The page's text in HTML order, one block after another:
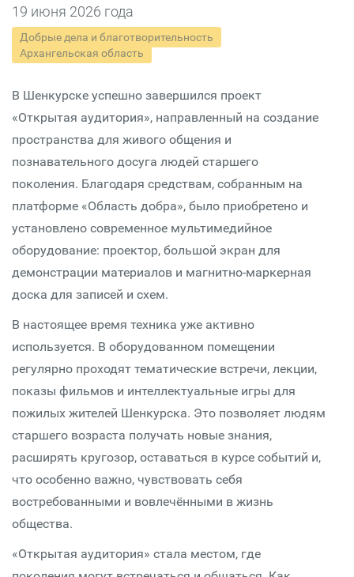
19 июня 2026 года
Добрые дела и благотворительность
Архангельская область
В Шенкурске успешно завершился проект
«Открытая аудитория», направленный на создание
пространства для живого общения и
познавательного досуга людей старшего
поколения. Благодаря средствам, собранным на
платформе «Область добра», было приобретено и
установлено современное мультимедийное
оборудование: проектор, большой экран для
демонстрации материалов и магнитно-маркерная
доска для записей и схем.
В настоящее время техника уже активно
используется. В оборудованном помещении
регулярно проходят тематические встречи, лекции,
показы фильмов и интеллектуальные игры для
пожилых жителей Шенкурска. Это позволяет людям
старшего возраста получать новые знания,
расширять кругозор, оставаться в курсе событий и,
что особенно важно, чувствовать себя
востребованными и вовлечёнными в жизнь
общества.
«Открытая аудитория» стала местом, где